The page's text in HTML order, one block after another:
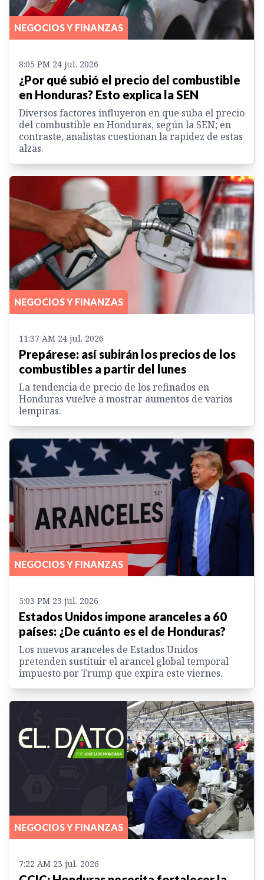
NEGOCIOS Y FINANZAS
8:05 PM 24 jul. 2026
¿Por qué subió el precio del combustible
en Honduras? Esto explica la SEN
Diversos factores influyeron en que suba el precio
del combustible en Honduras, según la SEN; en
contraste, analistas cuestionan la rapidez de estas
alzas.
NEGOCIOS Y FINANZAS
11:37 AM 24 jul. 2026
Prepárese: así subirán los precios de los
combustibles a partir del lunes
La tendencia de precio de los refinados en
Honduras vuelve a mostrar aumentos de varios
lempiras.
NEGOCIOS Y FINANZAS
5:03 PM 23 jul. 2026
Estados Unidos impone aranceles a 60
países: ¿De cuánto es el de Honduras?
Los nuevos aranceles de Estados Unidos
pretenden sustituir el arancel global temporal
impuesto por Trump que expira este viernes.
NEGOCIOS Y FINANZAS
7:22 AM 23 jul. 2026